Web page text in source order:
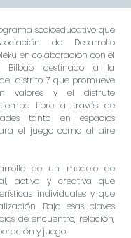
socioeducativo que
de Desarrollo
en colaboración con el
Bilbao, destinado a la
distrito 7 que promueve
valores y el disfrute
libre a través de
tanto en espacios
el juego como al aire
de un modelo de
activa y creativa que
individuales y que
Bajo esas claves
de encuentro, relación,
y juego.